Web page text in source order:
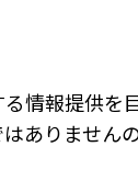
情報提供を
ありません